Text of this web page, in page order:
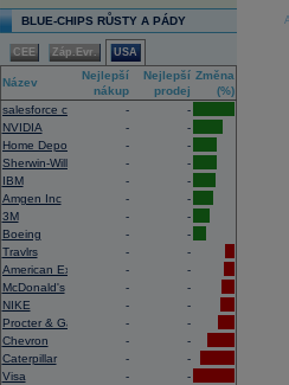
BLUE-CHIPS RŮSTY A PÁDY
CEE Záp.Evr. USA
Název
Nejlepší
nákup
Nejlepší
prodej
Změna
(%)
salesforce com
-
-
NVIDIA
-
-
Home Depot
-
-
Sherwin-Williams
-
-
IBM
-
-
Amgen Inc
-
-
3M
-
-
Boeing
-
-
Travlrs
-
-
American Express
-
-
McDonald's
-
-
NIKE
-
-
Procter & Gamble
-
-
Chevron
-
-
Caterpillar
-
-
Visa
- -